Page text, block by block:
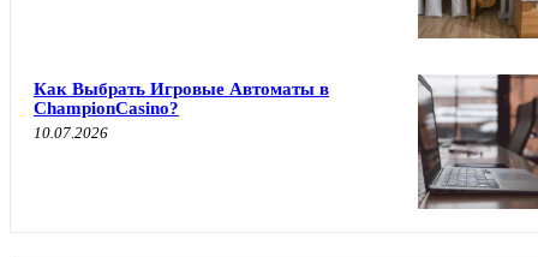
Как Выбрать Игровые Автоматы в
ChampionCasino?
10.07.2026